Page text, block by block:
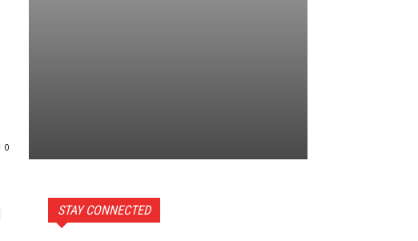
0
STAY CONNECTED